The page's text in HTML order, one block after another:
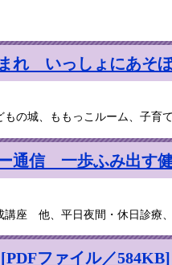
れ いっしょにあそ
もの城、ももっこルーム、子育
通信 一歩ふみ出す
講座 他、平日夜間・休日診療
ファイル／584KB]